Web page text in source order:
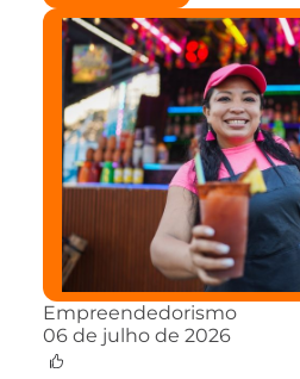
Empreendedorismo
06 de julho de 2026